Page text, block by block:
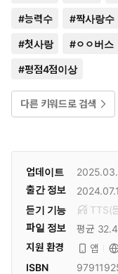
#능력수 #짝사랑수
#첫사랑 #ㅇㅇ버스
#평점4점이상
다른 키워드로 검색
업데이트
출간 정보
듣기 기능
TTS(
파일 정보
평균
지원 환경
앱
ISBN